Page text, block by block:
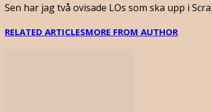
Sen har jag två ovisade LOs som ska upp i
RELATED ARTICLESMORE FROM AUTHOR